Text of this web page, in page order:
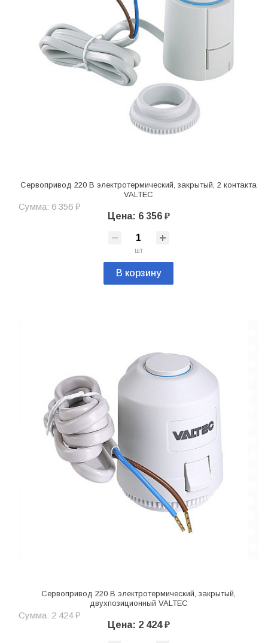
Сервопривод 220 В электротермический, закрытый, 2 контакта
VALTEC
Сумма: 6 356 ₽
Цена: 6 356 ₽
шт
В корзину
Сервопривод 220 В электротермический, закрытый,
двухпозиционный VALTEC
Сумма: 2 424 ₽
Цена: 2 424 ₽